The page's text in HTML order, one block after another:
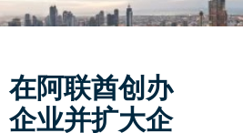
在阿联酋创办
企业并扩大企